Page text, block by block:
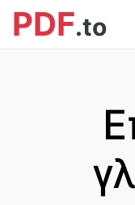
PDF.to